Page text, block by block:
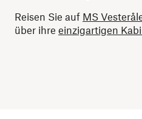
Reisen Sie auf MS
über ihre einzigartigen